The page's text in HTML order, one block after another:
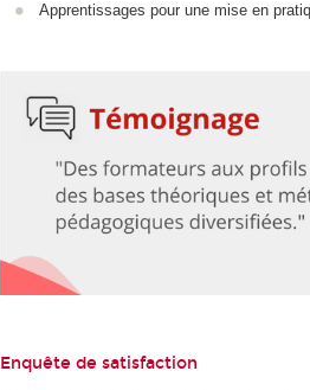
Apprentissages pour une mise en
Enquête de satisfaction